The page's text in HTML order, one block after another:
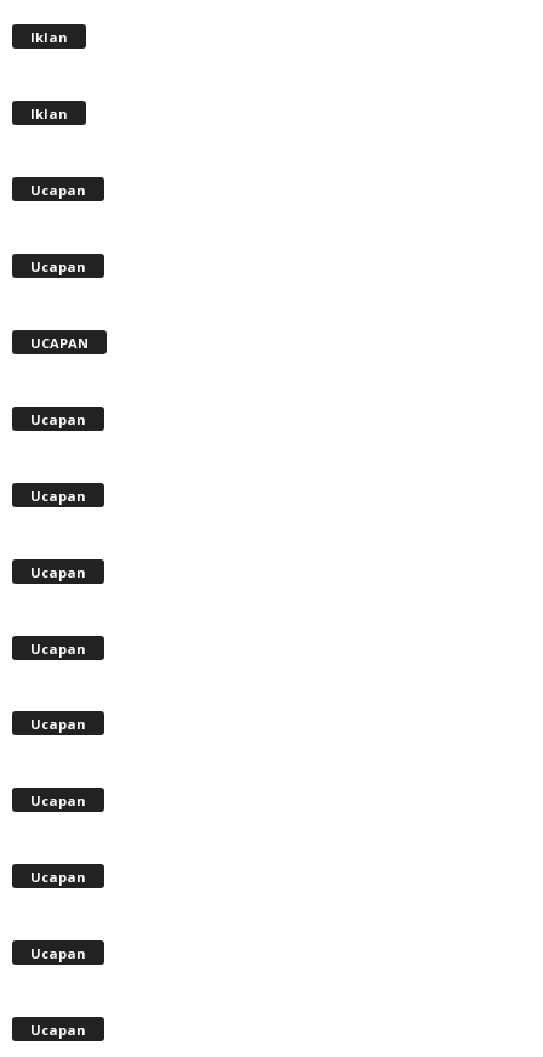
Iklan
Iklan
Ucapan
Ucapan
UCAPAN
Ucapan
Ucapan
Ucapan
Ucapan
Ucapan
Ucapan
Ucapan
Ucapan
Ucapan